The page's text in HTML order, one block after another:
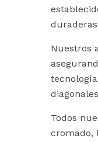
Nuestros
Todos
cromado,